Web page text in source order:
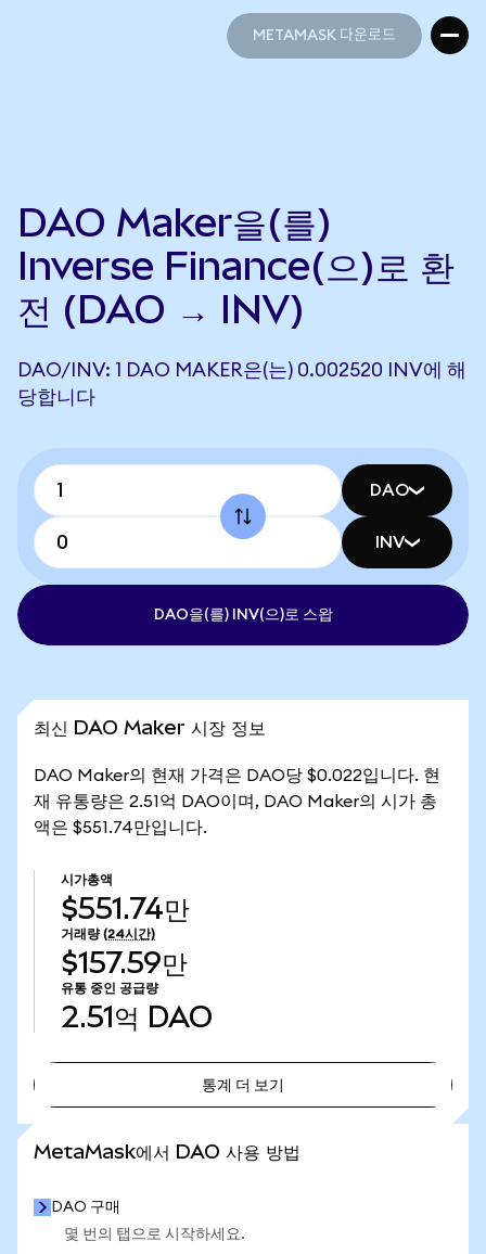
METAMASK 다운로드
DAO Maker을(를)
Inverse Finance(으)로 환
전 (DAO → INV)
DAO/INV: 1 DAO MAKER은(는) 0.002520 INV에 해
당합니다
DAO
INV
DAO을(를) INV(으)로 스왑
최신 DAO Maker 시장 정보
DAO Maker의 현재 가격은 DAO당 $0.022입니다. 현
재 유통량은 2.51억 DAO이며, DAO Maker의 시가 총
액은 $551.74만입니다.
시가총액
$551.74만
거래량 (24시간)
$157.59만
유통 중인 공급량
2.51억 DAO
통계 더 보기
MetaMask에서 DAO 사용 방법
DAO 구매
몇 번의 탭으로 시작하세요.